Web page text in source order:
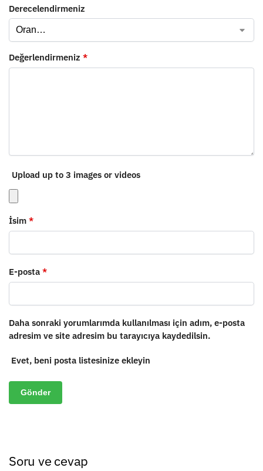
Derecelendirmeniz
Değerlendirmeniz *
Upload up to 3 images or videos
İsim *
E-posta *
Daha sonraki yorumlarımda kullanılması için adım, e-posta
adresim ve site adresim bu tarayıcıya kaydedilsin.
Evet, beni posta listesinize ekleyin
Soru ve cevap